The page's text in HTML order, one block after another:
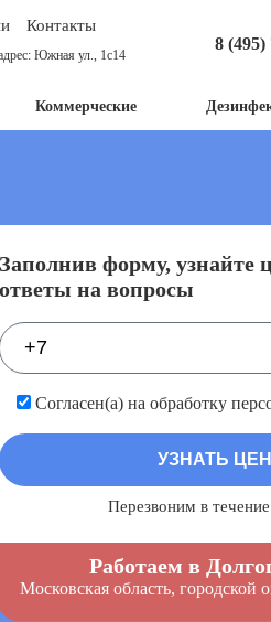
Контакты
Южная ул., 1с14
8 (495)
Коммерческие
Заполнив форму, узнайте
ответы на вопросы
Согласен(а) на обработку
Перезвоним в течение
Работаем в
Московская область, городской